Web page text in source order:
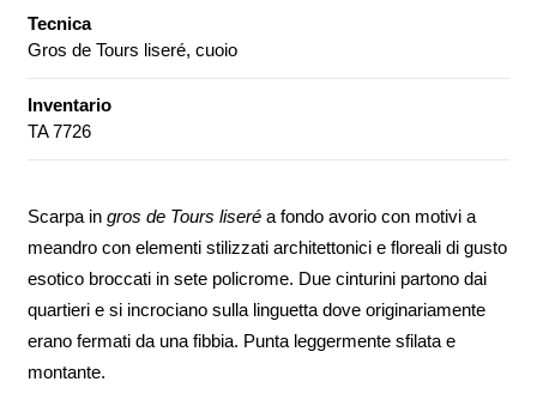
Tecnica
Gros de Tours liseré, cuoio
Inventario
TA 7726
Scarpa in gros de Tours liseré a fondo avorio con motivi a
meandro con elementi stilizzati architettonici e floreali di gusto
esotico broccati in sete policrome. Due cinturini partono dai
quartieri e si incrociano sulla linguetta dove originariamente
erano fermati da una fibbia. Punta leggermente sfilata e
montante.